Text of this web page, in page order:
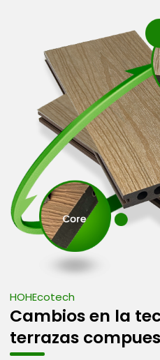
HOHEcotech
Cambios en la
terrazas